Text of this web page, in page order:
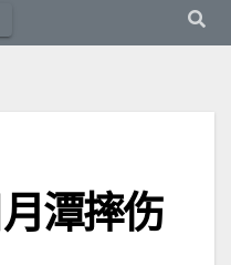
潭摔伤